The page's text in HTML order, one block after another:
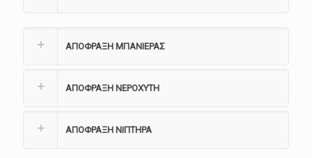
ΑΠΟΦΡΑΞΗ ΜΠΑΝΙΕΡΑΣ
ΑΠΟΦΡΑΞΗ ΝΕΡΟΧΥΤΗ
ΑΠΟΦΡΑΞΗ ΝΙΠΤΗΡΑ